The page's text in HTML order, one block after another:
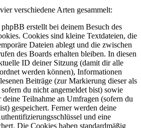
verschiedene Arten gesammelt:
erstellt bei deinem Besuch des
Cookies sind kleine Textdateien, die
Dateien ablegt und die zwischen
des Boards erhalten bleiben. In diesen
ID deiner Sitzung (damit dir alle
werden können), Informationen
Beiträge (zur Markierung dieser als
sofern du nicht angemeldet bist) sowie
Teilnahme an Umfragen (sofern du
gespeichert. Ferner werden deine
und eine
Die Cookies haben standardmäßig